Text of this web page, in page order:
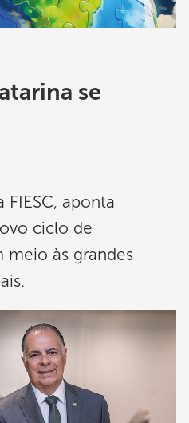
se
FIESC, aponta
ciclo de
meio às grandes